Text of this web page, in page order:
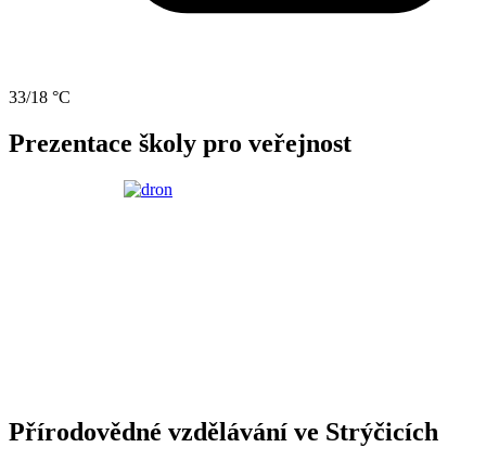
33/18 °C
Prezentace školy pro veřejnost
Přírodovědné vzdělávání ve Strýčicích